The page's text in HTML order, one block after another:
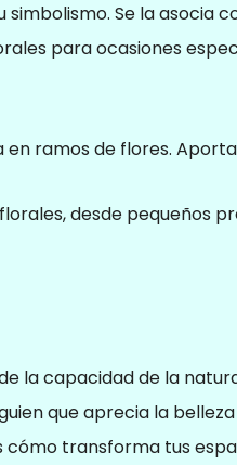
Se la asocia
para ocasiones
en ramos de flores.
desde pequeños
la capacidad de la
que aprecia la belleza
cómo transforma tus